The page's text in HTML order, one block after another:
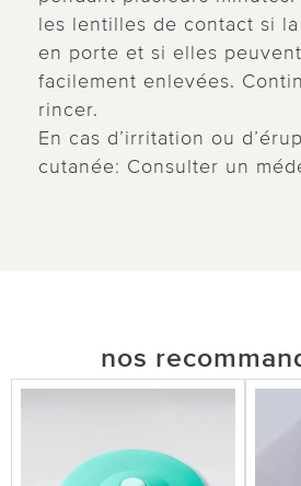
les lentilles de contact si
en porte et si elles
facilement enlevées.
rincer.
En cas d’irritation ou
cutanée: Consulter un
nos